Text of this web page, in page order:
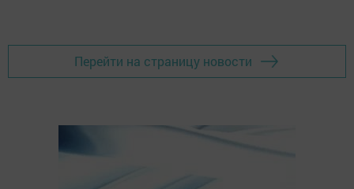
Перейти на страницу новости